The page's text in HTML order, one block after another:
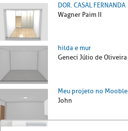
DOR. CASAL FERNANDA
Wagner Paim II
hilda e mur
Geneci Júlio de Oliveira
Meu projeto no Mooble
John